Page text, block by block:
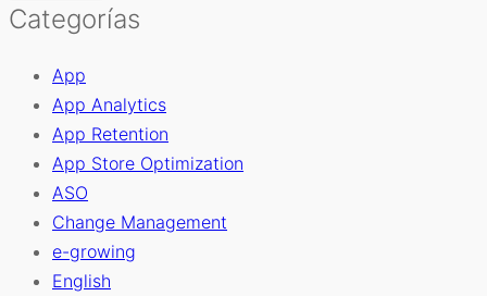
Categorías
App
App Analytics
App Retention
App Store Optimization
ASO
Change Management
e-growing
English